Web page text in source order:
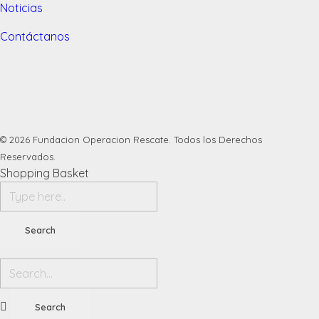
Noticias
Contáctanos
© 2026 Fundacion Operacion Rescate. Todos los Derechos
Reservados.
Shopping Basket